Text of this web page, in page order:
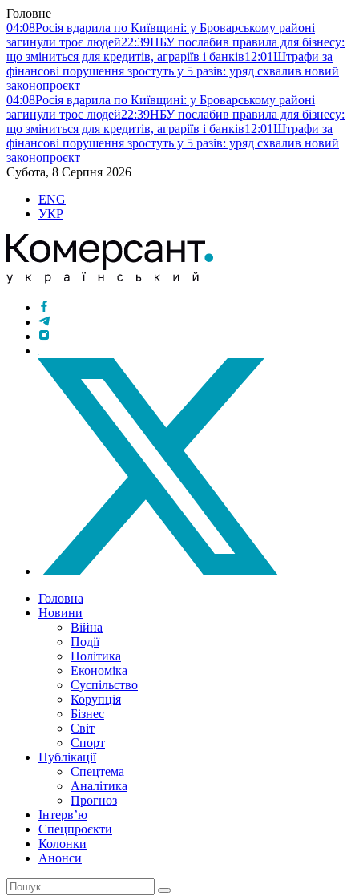
Головне
04:08Росія вдарила по Київщині: у Броварському районі
загинули троє людей22:39НБУ послабив правила для бізнесу:
що зміниться для кредитів, аграріїв і банків12:01Штрафи за
фінансові порушення зростуть у 5 разів: уряд схвалив новий
законопроєкт
04:08Росія вдарила по Київщині: у Броварському районі
загинули троє людей22:39НБУ послабив правила для бізнесу:
що зміниться для кредитів, аграріїв і банків12:01Штрафи за
фінансові порушення зростуть у 5 разів: уряд схвалив новий
законопроєкт
Субота, 8 Серпня 2026
ENG
УКР
Головна
Новини
Війна
Події
Політика
Економіка
Суспільство
Корупція
Бізнес
Світ
Спорт
Публікації
Спецтема
Аналітика
Прогноз
Інтерв’ю
Спецпроєкти
Колонки
Анонси